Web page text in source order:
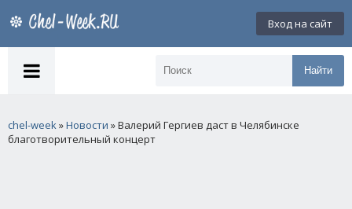
Вход на сайт
Найти
chel-week»Новости » Валерий Гергиев даст в Челябинске
благотворительный концерт